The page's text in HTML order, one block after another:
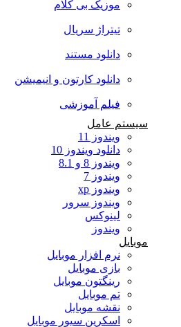
موزیک بی کلام
تیتراژ سریال
دانلود مستند
دانلود کارتون و انیمیشن
فیلم آموزشی
سیستم عامل
ویندوز 11
دانلود ویندوز 10
ویندوز 8 و 8.1
ویندوز 7
ویندوز xp
ویندوز سرور
لینوکس
ویندوز
موبایل
نرم افزار موبایل
بازی موبایل
رینگتون موبایل
تم موبایل
نقشه موبایل
اسکرین سیور موبایل